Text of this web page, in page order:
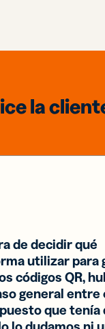
la
de decidir qué
utilizar para
códigos QR,
general entre
que tenía